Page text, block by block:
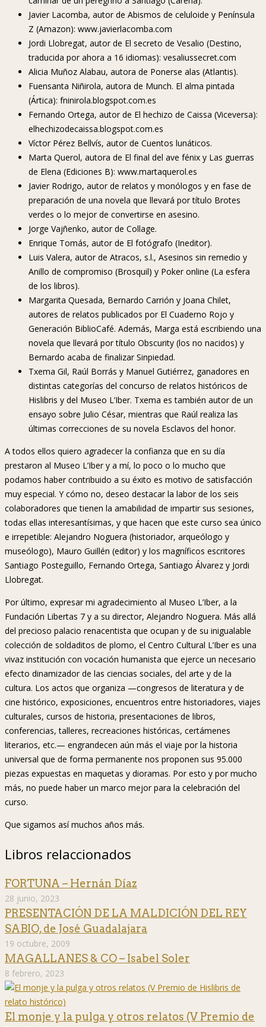
Javier Lacomba, autor de Abismos de celuloide y Península
Z (Amazon): www.javierlacomba.com
Jordi Llobregat, autor de El secreto de Vesalio (Destino,
traducida por ahora a 16 idiomas): vesaliussecret.com
Alicia Muñoz Alabau, autora de Ponerse alas (Atlantis).
Fuensanta Niñirola, autora de Munch. El alma pintada
(Ártica): fninirola.blogspot.com.es
Fernando Ortega, autor de El hechizo de Caissa (Viceversa):
elhechizodecaissa.blogspot.com.es
Víctor Pérez Bellvís, autor de Cuentos lunáticos.
Marta Querol, autora de El final del ave fénix y Las guerras
de Elena (Ediciones B): www.martaquerol.es
Javier Rodrigo, autor de relatos y monólogos y en fase de
preparación de una novela que llevará por título Brotes
verdes o lo mejor de convertirse en asesino.
Jorge Vajñenko, autor de Collage.
Enrique Tomás, autor de El fotógrafo (Ineditor).
Luis Valera, autor de Atracos, s.l., Asesinos sin remedio y
Anillo de compromiso (Brosquil) y Poker online (La esfera
de los libros).
Margarita Quesada, Bernardo Carrión y Joana Chilet,
autores de relatos publicados por El Cuaderno Rojo y
Generación BiblioCafé. Además, Marga está escribiendo una
novela que llevará por título Obscurity (los no nacidos) y
Bernardo acaba de finalizar Sinpiedad.
Txema Gil, Raúl Borrás y Manuel Gutiérrez, ganadores en
distintas categorías del concurso de relatos históricos de
Hislibris y del Museo L’Iber. Txema es también autor de un
ensayo sobre Julio César, mientras que Raúl realiza las
últimas correcciones de su novela Esclavos del honor.
A todos ellos quiero agradecer la confianza que en su día
prestaron al Museo L’Iber y a mí, lo poco o lo mucho que
podamos haber contribuido a su éxito es motivo de satisfacción
muy especial. Y cómo no, deseo destacar la labor de los seis
colaboradores que tienen la amabilidad de impartir sus sesiones,
todas ellas interesantísimas, y que hacen que este curso sea único
e irrepetible: Alejandro Noguera (historiador, arqueólogo y
museólogo), Mauro Guillén (editor) y los magníficos escritores
Santiago Posteguillo, Fernando Ortega, Santiago Álvarez y Jordi
Llobregat.
Por último, expresar mi agradecimiento al Museo L’Iber, a la
Fundación Libertas 7 y a su director, Alejandro Noguera. Más allá
del precioso palacio renacentista que ocupan y de su inigualable
colección de soldaditos de plomo, el Centro Cultural L’Iber es una
vivaz institución con vocación humanista que ejerce un necesario
efecto dinamizador de las ciencias sociales, del arte y de la
cultura. Los actos que organiza —congresos de literatura y de
cine histórico, exposiciones, encuentros entre historiadores, viajes
culturales, cursos de historia, presentaciones de libros,
conferencias, talleres, recreaciones históricas, certámenes
literarios, etc.— engrandecen aún más el viaje por la historia
universal que de forma permanente nos proponen sus 95.000
piezas expuestas en maquetas y dioramas. Por esto y por mucho
más, no puede haber un marco mejor para la celebración del
curso.
Que sigamos así muchos años más.
Libros relaccionados
FORTUNA – Hernán Díaz
28 junio, 2023
PRESENTACIÓN DE LA MALDICIÓN DEL REY
SABIO, de José Guadalajara
19 octubre, 2009
MAGALLANES & CO – Isabel Soler
8 febrero, 2023
El monje y la pulga y otros relatos (V Premio de